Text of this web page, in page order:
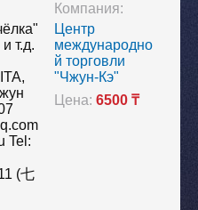
т.д.
Tel:
(七
Компания:
Центр
международно
й торговли
"Чжун-Кэ"
Цена:6500 ₸